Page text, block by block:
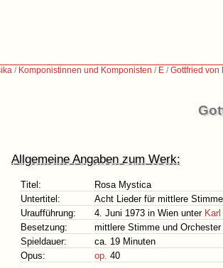
/ Komponistinnen und Komponisten / E /Gottfried von
Allgemeine Angaben zum Werk:
Titel:
Rosa Mystica
Untertitel:
Acht Lieder für mittlere
Uraufführung:
4. Juni 1973 in Wien unter
Besetzung:
mittlere Stimme und Orchester
Spieldauer:
ca. 19 Minuten
Opus:
op. 40